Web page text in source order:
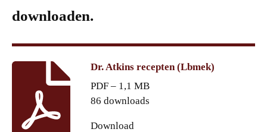
downloaden.
Dr. Atkins recepten (Lbmek)
PDF – 1,1 MB
86 downloads
Download